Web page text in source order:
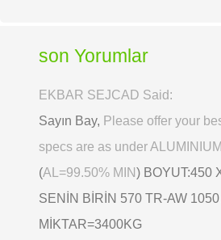
son Yorumlar
EKBAR SEJCAD Said:
Sayın Bay, Please offer your
specs are as under
(AL=99.50% MIN) BOYUT:450
SENİN BİRİN 570 TR-AW 1050
MİKTAR=3400KG